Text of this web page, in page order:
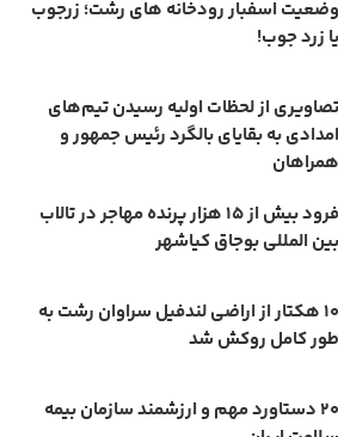
وضعیت اسفبار رودخانه های رشت؛ زرجوب
یا زرد جوب!
تصاویری از لحظات اولیه رسیدن تیم‌های
امدادی به بقایای بالگرد رئیس جمهور و
همراهان
فرود بیش از ۱۵ هزار پرنده مهاجر در تالاب
بین المللی بوجاق کیاشهر
۱۰ هکتار از اراضی لندفیل سراوان رشت به
طور کامل روکش شد
۲۰ دستاورد مهم و ارزشمند سازمان بیمه